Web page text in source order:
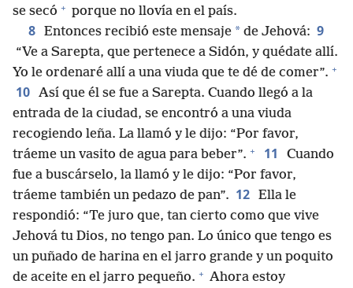
se secó + porque no llovía en el país.
8 Entonces recibió este mensaje * de Jehová: 9
“Ve a Sarepta, que pertenece a Sidón, y quédate allí.
Yo le ordenaré allí a una viuda que te dé de comer”. +
10 Así que él se fue a Sarepta. Cuando llegó a la
entrada de la ciudad, se encontró a una viuda
recogiendo leña. La llamó y le dijo: “Por favor,
tráeme un vasito de agua para beber”. + 11
Cuando
fue a buscárselo, la llamó y le dijo: “Por favor,
tráeme también un pedazo de pan”. 12 Ella le
respondió: “Te juro que, tan cierto como que vive
Jehová tu Dios, no tengo pan. Lo único que tengo es
un puñado de harina en el jarro grande y un poquito
de aceite en el jarro pequeño. + Ahora estoy